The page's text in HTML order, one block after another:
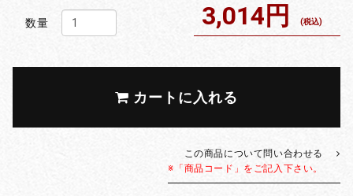
数量 3,014円 (税込)
カートに入れる
この商品について問い合わせる
※「商品コード」をご記入下さい。